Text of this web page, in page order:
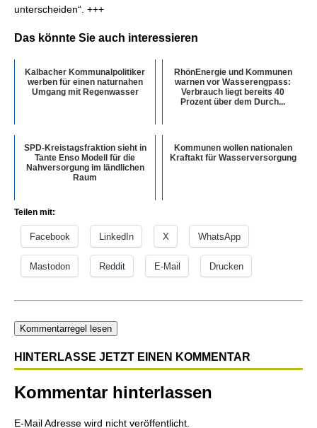
unterscheiden“. +++
Das könnte Sie auch interessieren
Kalbacher Kommunalpolitiker
werben für einen naturnahen
Umgang mit Regenwasser
RhönEnergie und Kommunen
warnen vor Wasserengpass:
Verbrauch liegt bereits 40
Prozent über dem Durch...
SPD-Kreistagsfraktion sieht in
Tante Enso Modell für die
Nahversorgung im ländlichen
Raum
Kommunen wollen nationalen
Kraftakt für Wasserversorgung
Teilen mit:
Facebook LinkedIn X WhatsApp
Mastodon Reddit E-Mail Drucken
Kommentarregel lesen
HINTERLASSE JETZT EINEN KOMMENTAR
Kommentar hinterlassen
E-Mail Adresse wird nicht veröffentlicht.